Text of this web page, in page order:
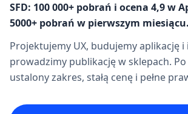
SFD: 100 000+ pobrań i ocena 4,9 w
5000+ pobrań w pierwszym miesiącu.
Projektujemy UX, budujemy aplikację
prowadzimy publikację w sklepach.
ustalony zakres, stałą cenę i pełne